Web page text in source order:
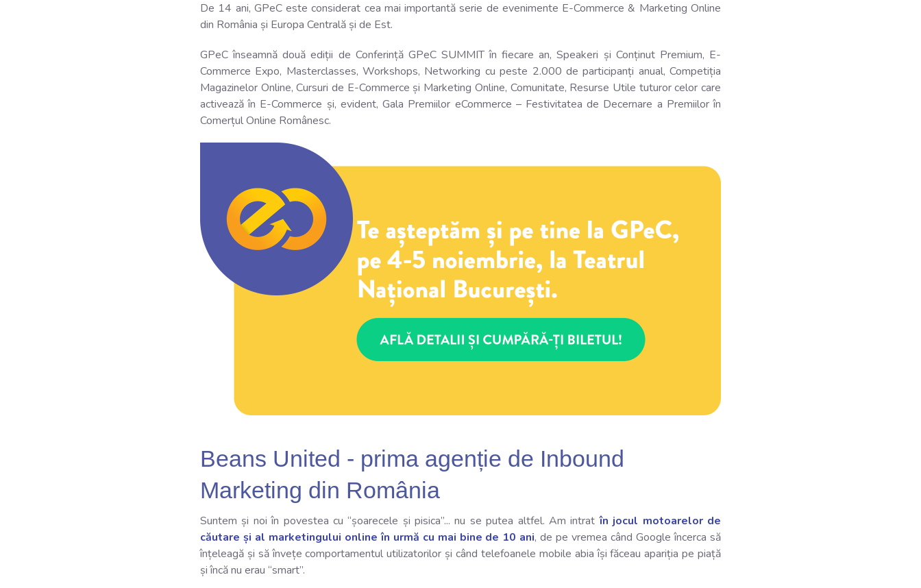
De 14 ani, GPeC este considerat cea mai importantă serie de evenimente E-Commerce & Marketing Online
din România și Europa Centrală și de Est.
GPeC înseamnă două ediții de Conferință GPeC SUMMIT în fiecare an, Speakeri și Conținut Premium, E-
Commerce Expo, Masterclasses, Workshops, Networking cu peste 2.000 de participanți anual, Competiția
Magazinelor Online, Cursuri de E-Commerce și Marketing Online, Comunitate, Resurse Utile tuturor celor care
activează în E-Commerce și, evident, Gala Premiilor eCommerce – Festivitatea de Decernare a Premiilor în
Comerțul Online Românesc.
Beans United - prima agenție de Inbound
Marketing din România
Suntem și noi în povestea cu “șoarecele și pisica”... nu se putea altfel. Am intratîn jocul motoarelor de
căutare și al marketingului online în urmă cu mai bine de 10 ani, de pe vremea când Google încerca să
înțeleagă și să învețe comportamentul utilizatorilor și când telefoanele mobile abia își făceau apariția pe piață
și încă nu erau “smart”.